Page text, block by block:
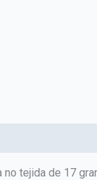
no tejida de 17